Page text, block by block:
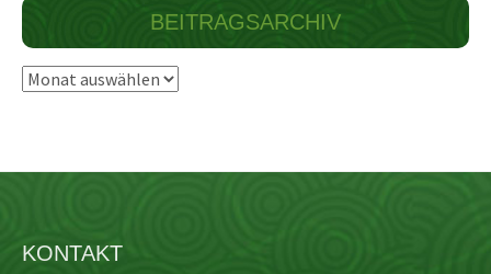
BEITRAGSARCHIV
Beitragsarchiv
KONTAKT